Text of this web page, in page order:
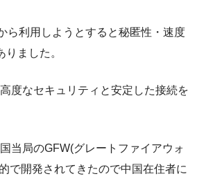
ら利用しようとすると秘匿性・速度
ました。
度なセキュリティと安定した接続を
当局のGFW(グレートファイアウォ
で開発されてきたので中国在住者に